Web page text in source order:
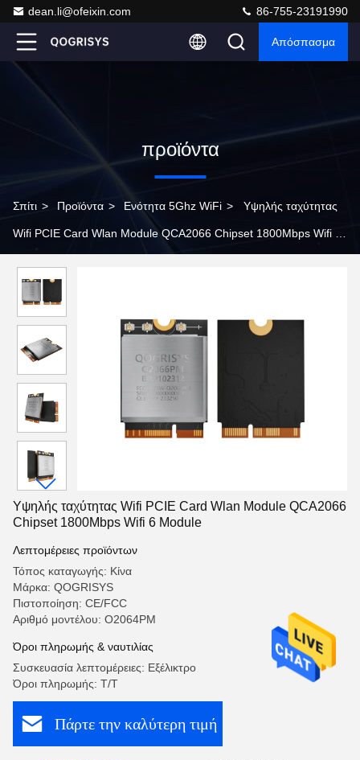
dean.li@ofeixin.com 86-755-23191990
Απόσπασμα
προϊόντα
Σπίτι > Προϊόντα > Ενότητα 5Ghz WiFi > Υψηλής ταχύτητας
Wifi PCIE Card Wlan Module QCA2066 Chipset 1800Mbps Wifi 6
Υψηλής ταχύτητας Wifi PCIE Card Wlan Module QCA2066
Chipset 1800Mbps Wifi 6 Module
Λεπτομέρειες προϊόντων
Τόπος καταγωγής: Κίνα
Μάρκα: QOGRISYS
Πιστοποίηση: CE/FCC
Αριθμό μοντέλου: O2064PM
Όροι πληρωμής & ναυτιλίας
Συσκευασία λεπτομέρειες: Εξέλικτρο
Όροι πληρωμής: T/T
Πάρτε την καλύτερη τιμή